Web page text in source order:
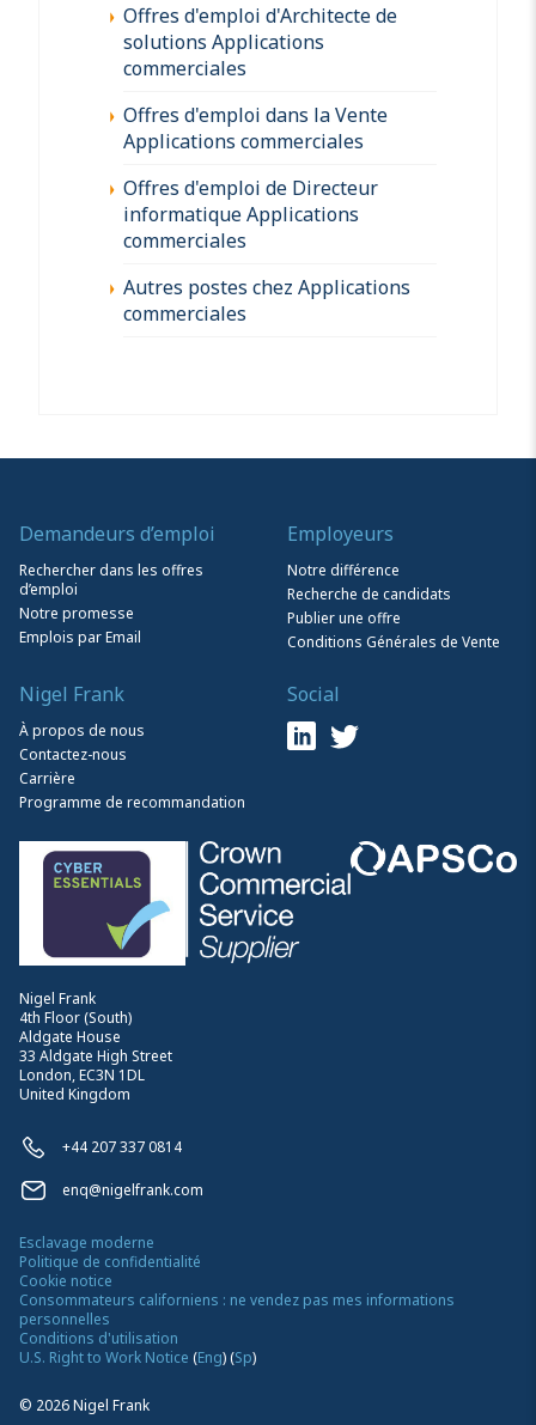
Offres d'emploi d'Architecte de
solutions Applications
commerciales
Offres d'emploi dans la Vente
Applications commerciales
Offres d'emploi de Directeur
informatique Applications
commerciales
Autres postes chez Applications
commerciales
Nigel Frank
4th Floor (South)
Aldgate House
33 Aldgate High Street
London, EC3N 1DL
United Kingdom
+44 207 337 0814
enq@nigelfrank.com
Demandeurs d’emploi
Rechercher dans les offres
d’emploi
Notre promesse
Emplois par Email
Employeurs
Notre différence
Recherche de candidats
Publier une offre
Conditions Générales de Vente
Nigel Frank
À propos de nous
Contactez-nous
Carrière
Programme de recommandation
Social
© 2026Nigel Frank
Esclavage moderne
Politique de confidentialité
Cookie notice
Consommateurs californiens : ne vendez pas mes informations
personnelles
Conditions d'utilisation
U.S. Right to Work Notice (Eng)(Sp)